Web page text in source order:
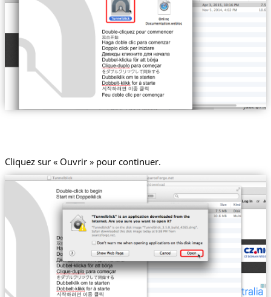
Cliquez sur « Ouvrir » pour continuer.